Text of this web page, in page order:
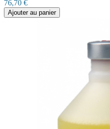
76,70 €
Ajouter au panier